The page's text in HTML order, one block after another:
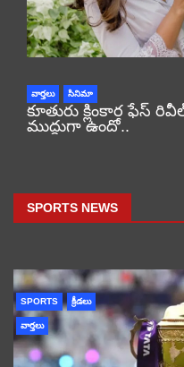
వార్తలు సినిమా
కూతురు క్లింకార ఫేస్
ముద్దుగా ఉందో..
SPORTS NEWS
SPORTS క్రీడలు
వార్తలు